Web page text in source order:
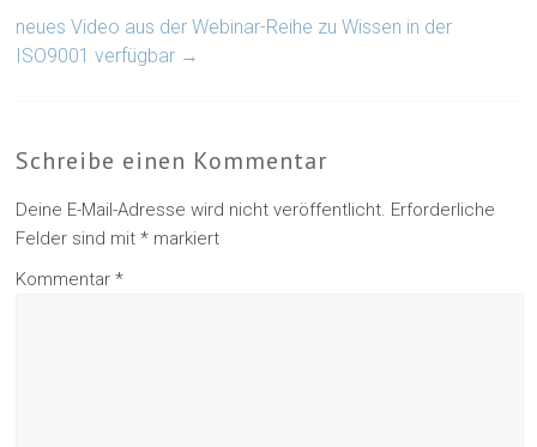
neues Video aus der Webinar-Reihe zu Wissen in der
ISO9001 verfügbar →
Schreibe einen Kommentar
Deine E-Mail-Adresse wird nicht veröffentlicht. Erforderliche
Felder sind mit* markiert
Kommentar*